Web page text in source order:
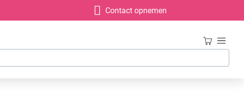
Contact opnemen